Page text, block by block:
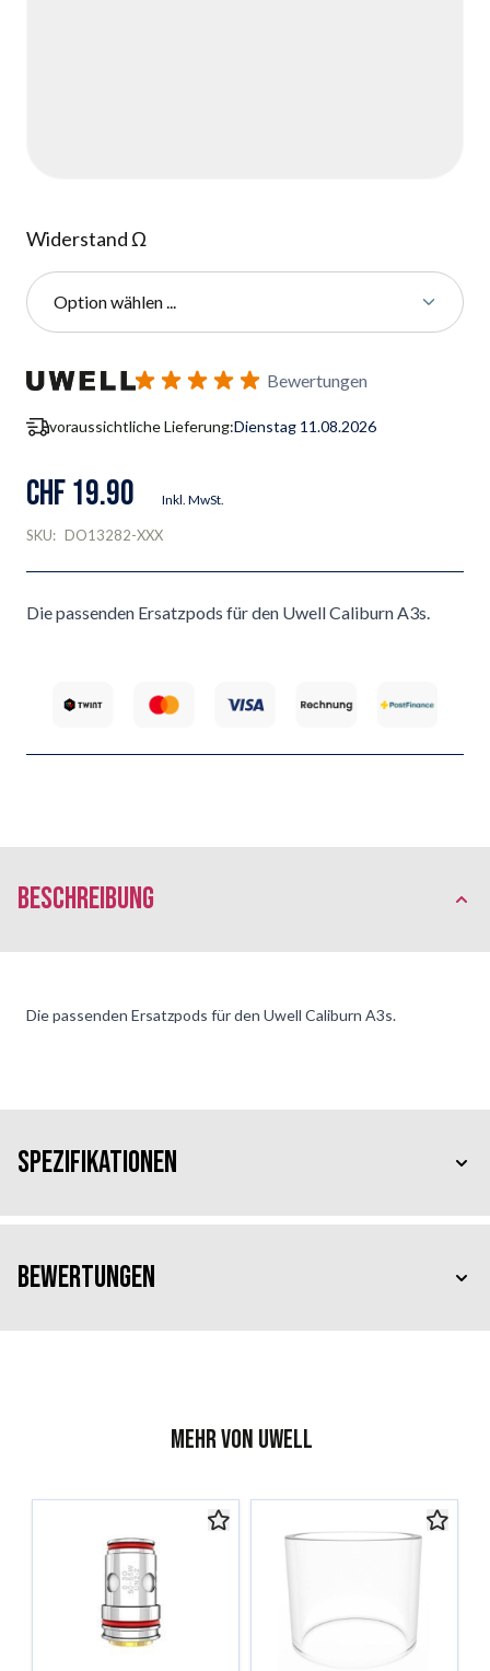
Widerstand Ω
Option wählen ...
Benachrichtigungsformular für Wiederverfügbarkeit
Bewertungen
voraussichtliche Lieferung:Dienstag 11.08.2026
CHF 19.90 Inkl. MwSt.
SKU: DO13282-XXX
Die passenden Ersatzpods für den Uwell Caliburn A3s.
Beschreibung
Die passenden Ersatzpods für den Uwell Caliburn A3s.
Spezifikationen
Bewertungen
Mehr von Uwell